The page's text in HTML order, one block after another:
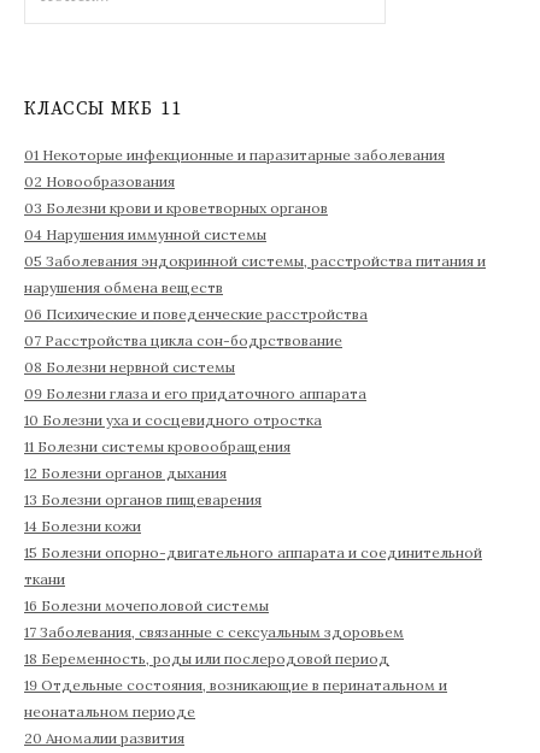
й
:КЛАССЫ МКБ 11
01 Некоторые инфекционные и паразитарные заболевания
02 Новообразования
03 Болезни крови и кроветворных органов
04 Нарушения иммунной системы
05 Заболевания эндокринной системы, расстройства питания и
нарушения обмена веществ
06 Психические и поведенческие расстройства
07 Расстройства цикла сон-бодрствование
08 Болезни нервной системы
09 Болезни глаза и его придаточного аппарата
10 Болезни уха и сосцевидного отростка
11 Болезни системы кровообращения
12 Болезни органов дыхания
13 Болезни органов пищеварения
14 Болезни кожи
15 Болезни опорно-двигательного аппарата и соединительной
ткани
16 Болезни мочеполовой системы
17 Заболевания, связанные с сексуальным здоровьем
18 Беременность, роды или послеродовой период
19 Отдельные состояния, возникающие в перинатальном и
неонатальном периоде
20 Аномалии развития